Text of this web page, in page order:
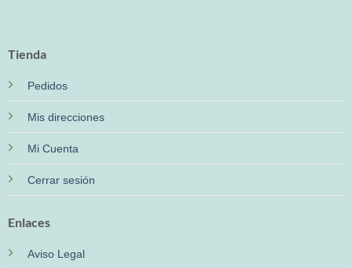
Tienda
Pedidos
Mis direcciones
Mi Cuenta
Cerrar sesión
Enlaces
Aviso Legal